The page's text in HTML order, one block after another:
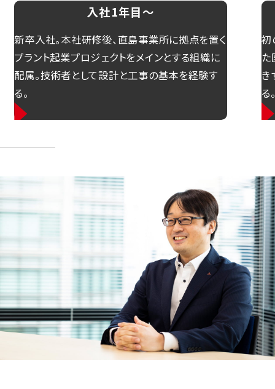
入社1年目～
新卒入社。本社研修後、直島事業所に拠点を置く
プラント起業プロジェクトをメインとする組織に
配属。技術者として設計と工事の基本を経験す
る。
初
た
き
る